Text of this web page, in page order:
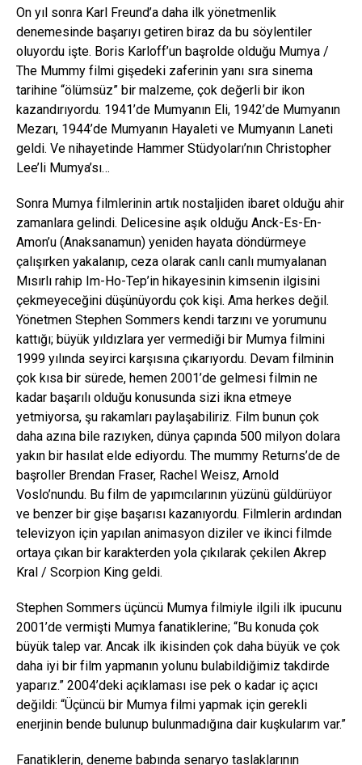
On yıl sonra Karl Freund’a daha ilk yönetmenlik
denemesinde başarıyı getiren biraz da bu söylentiler
oluyordu işte. Boris Karloff’un başrolde olduğu Mumya /
The Mummy filmi gişedeki zaferinin yanı sıra sinema
tarihine “ölümsüz” bir malzeme, çok değerli bir ikon
kazandırıyordu. 1941’de Mumyanın Eli, 1942’de Mumyanın
Mezarı, 1944’de Mumyanın Hayaleti ve Mumyanın Laneti
geldi. Ve nihayetinde Hammer Stüdyoları’nın Christopher
Lee’li Mumya’sı…
Sonra Mumya filmlerinin artık nostaljiden ibaret olduğu ahir
zamanlara gelindi. Delicesine aşık olduğu Anck-Es-En-
Amon’u (Anaksanamun) yeniden hayata döndürmeye
çalışırken yakalanıp, ceza olarak canlı canlı mumyalanan
Mısırlı rahip Im-Ho-Tep’in hikayesinin kimsenin ilgisini
çekmeyeceğini düşünüyordu çok kişi. Ama herkes değil.
Yönetmen Stephen Sommers kendi tarzını ve yorumunu
kattığı; büyük yıldızlara yer vermediği bir Mumya filmini
1999 yılında seyirci karşısına çıkarıyordu. Devam filminin
çok kısa bir sürede, hemen 2001’de gelmesi filmin ne
kadar başarılı olduğu konusunda sizi ikna etmeye
yetmiyorsa, şu rakamları paylaşabiliriz. Film bunun çok
daha azına bile razıyken, dünya çapında 500 milyon dolara
yakın bir hasılat elde ediyordu. The mummy Returns’de de
başroller Brendan Fraser, Rachel Weisz, Arnold
Voslo’nundu. Bu film de yapımcılarının yüzünü güldürüyor
ve benzer bir gişe başarısı kazanıyordu. Filmlerin ardından
televizyon için yapılan animasyon diziler ve ikinci filmde
ortaya çıkan bir karakterden yola çıkılarak çekilen Akrep
Kral / Scorpion King geldi.
Stephen Sommers üçüncü Mumya filmiyle ilgili ilk ipucunu
2001’de vermişti Mumya fanatiklerine; “Bu konuda çok
büyük talep var. Ancak ilk ikisinden çok daha büyük ve çok
daha iyi bir film yapmanın yolunu bulabildiğimiz takdirde
yaparız.” 2004’deki açıklaması ise pek o kadar iç açıcı
değildi: “Üçüncü bir Mumya filmi yapmak için gerekli
enerjinin bende bulunup bulunmadığına dair kuşkularım var.”
Fanatiklerin, deneme babında senaryo taslaklarının